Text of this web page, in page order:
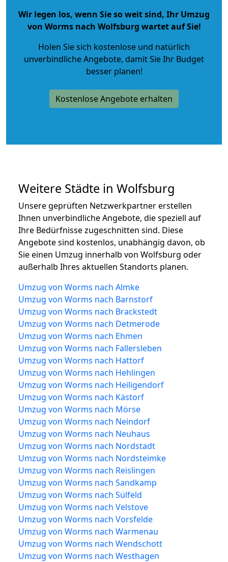
Wir legen los, wenn Sie so weit sind, Ihr Umzug
von Worms nach Wolfsburg wartet auf Sie!
Holen Sie sich kostenlose und natürlich
unverbindliche Angebote, damit Sie Ihr Budget
besser planen!
Kostenlose Angebote erhalten
Weitere Städte in Wolfsburg
Unsere geprüften Netzwerkpartner erstellen
Ihnen unverbindliche Angebote, die speziell auf
Ihre Bedürfnisse zugeschnitten sind. Diese
Angebote sind kostenlos, unabhängig davon, ob
Sie einen Umzug innerhalb von Wolfsburg oder
außerhalb Ihres aktuellen Standorts planen.
Umzug von Worms nach Almke
Umzug von Worms nach Barnstorf
Umzug von Worms nach Brackstedt
Umzug von Worms nach Detmerode
Umzug von Worms nach Ehmen
Umzug von Worms nach Fallersleben
Umzug von Worms nach Hattorf
Umzug von Worms nach Hehlingen
Umzug von Worms nach Heiligendorf
Umzug von Worms nach Kästorf
Umzug von Worms nach Mörse
Umzug von Worms nach Neindorf
Umzug von Worms nach Neuhaus
Umzug von Worms nach Nordstadt
Umzug von Worms nach Nordsteimke
Umzug von Worms nach Reislingen
Umzug von Worms nach Sandkamp
Umzug von Worms nach Sülfeld
Umzug von Worms nach Velstove
Umzug von Worms nach Vorsfelde
Umzug von Worms nach Warmenau
Umzug von Worms nach Wendschott
Umzug von Worms nach Westhagen